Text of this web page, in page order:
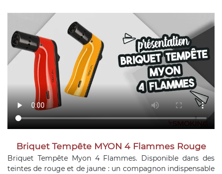
Briquet Tempête MYON 4 Flammes Rouge
Briquet Tempête Myon 4 Flammes. Disponible dans des
teintes de rouge et de jaune : un compagnon indispensable